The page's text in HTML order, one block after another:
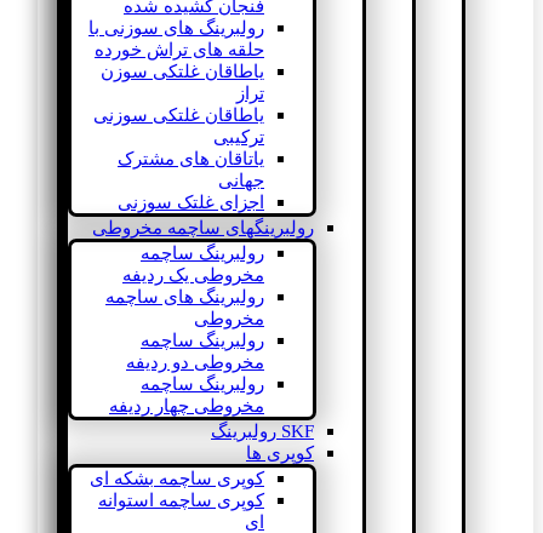
فنجان کشیده شده
رولبرینگ های سوزنی با
حلقه های تراش خورده
یاطاقان غلتکی سوزن
تراز
یاطاقان غلتکی سوزنی
ترکیبی
یاتاقان های مشترک
جهانی
اجزای غلتک سوزنی
رولبرینگهای ساچمه مخروطی
رولبرینگ ساچمه
مخروطی یک ردیفه
رولبرینگ های ساچمه
مخروطی
رولبرینگ ساچمه
مخروطی دو ردیفه
رولبرینگ ساچمه
مخروطی چهار ردیفه
SKF رولبرینگ
کوپری ها
کوپری ساچمه بشکه ای
کوپری ساچمه استوانه
ای